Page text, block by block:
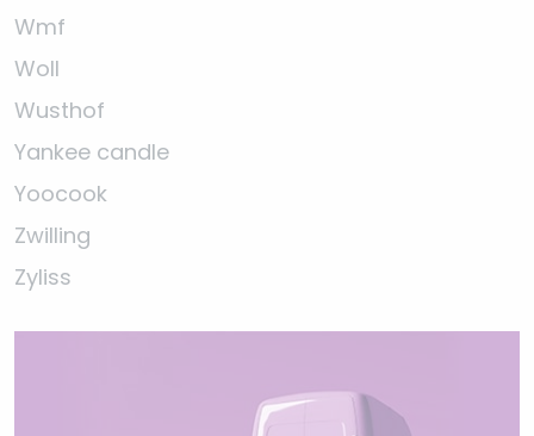
Wmf
Woll
Wusthof
Yankee candle
Yoocook
Zwilling
Zyliss